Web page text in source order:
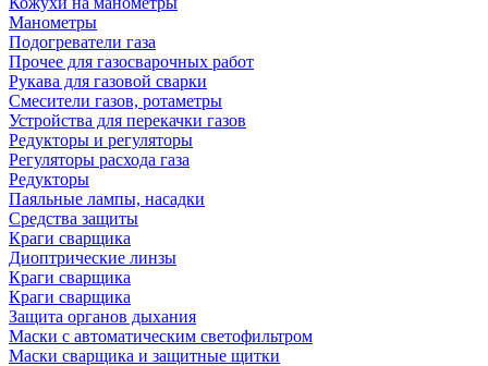
Манометры
Подогреватели газа
Прочее для газосварочных работ
Рукава для газовой сварки
Смесители газов, ротаметры
Устройства для перекачки газов
Редукторы и регуляторы
Регуляторы расхода газа
Редукторы
Паяльные лампы, насадки
Средства защиты
Краги сварщика
Диоптрические линзы
Краги сварщика
Краги сварщика
Защита органов дыхания
Маски с автоматическим светофильтром
Маски сварщика и защитные щитки